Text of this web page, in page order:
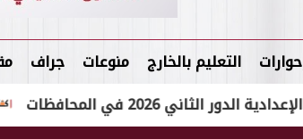
التعليم بالخارج منوعات جراف
ظهرت في المحافظات